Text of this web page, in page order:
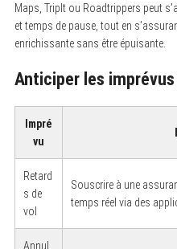
Maps, TripIt ou Roadtrippers peut
et temps de pause, tout en
enrichissante sans être épuisante.
Anticiper les
Impré
vu
Retard
s de
vol
Souscrire à une
temps réel via des
Annul